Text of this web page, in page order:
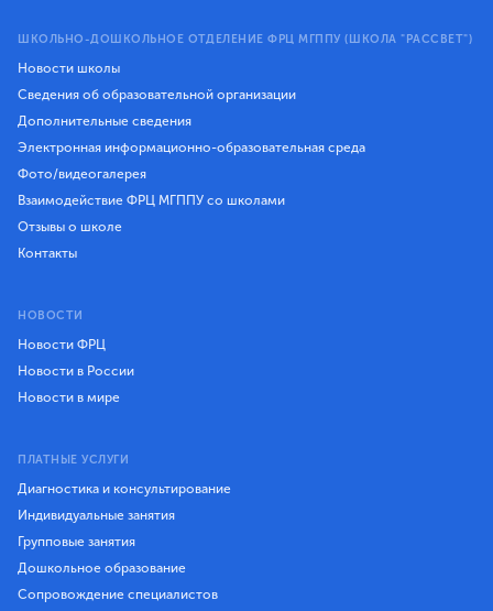
ШКОЛЬНО-ДОШКОЛЬНОЕ ОТДЕЛЕНИЕ ФРЦ МГППУ (ШКОЛА "РАССВЕТ")
Новости школы
Сведения об образовательной организации
Дополнительные сведения
Электронная информационно-образовательная среда
Фото/видеогалерея
Взаимодействие ФРЦ МГППУ со школами
Отзывы о школе
Контакты
НОВОСТИ
Новости ФРЦ
Новости в России
Новости в мире
ПЛАТНЫЕ УСЛУГИ
Диагностика и консультирование
Индивидуальные занятия
Групповые занятия
Дошкольное образование
Сопровождение специалистов